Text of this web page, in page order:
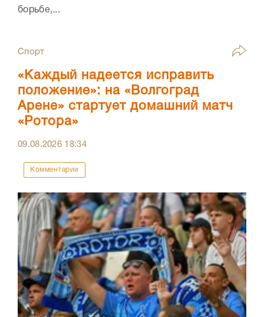
борьбе,...
Спорт
«Каждый надеется исправить
положение»: на «Волгоград
Арене» стартует домашний матч
«Ротора»
09.08.2026 18:34
Комментарии